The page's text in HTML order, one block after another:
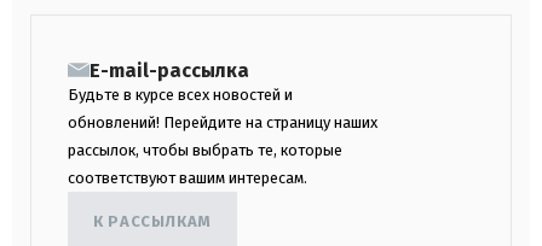
E-mail-рассылка
Будьте в курсе всех новостей и
обновлений! Перейдите на страницу наших
рассылок, чтобы выбрать те, которые
соответствуют вашим интересам.
К РАССЫЛКАМ